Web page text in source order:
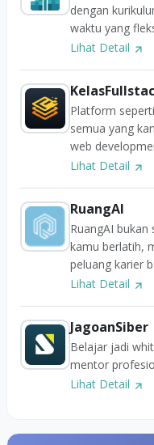
dengan
waktu yang
Lihat Detail
Platform
semua yang
web
Lihat Detail
RuangAI
RuangAI
kamu berlatih,
peluang karier
Lihat Detail
JagoanSiber
Belajar jadi
mentor
Lihat Detail